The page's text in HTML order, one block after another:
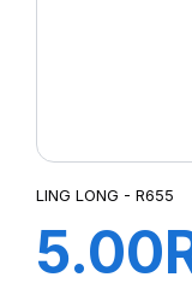
LING LONG - R655